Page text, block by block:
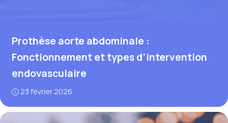
Prothèse aorte abdominale :
Fonctionnement et types d’intervention
endovasculaire
23 février 2026